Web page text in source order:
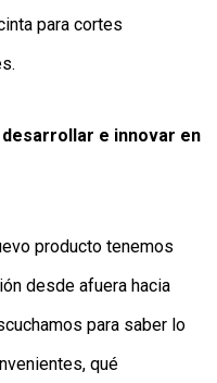
para cortes
e innovar en
producto tenemos
desde afuera hacia
para saber lo
qué